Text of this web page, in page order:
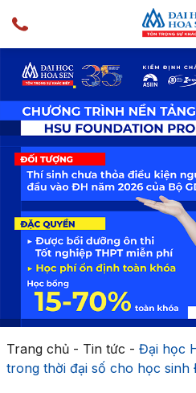
Trang chủ- Tin tức - Đại học
trong thời đại số cho học sinh